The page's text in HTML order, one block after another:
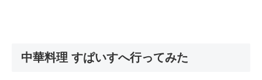
中華料理 すぱいすへ行ってみた